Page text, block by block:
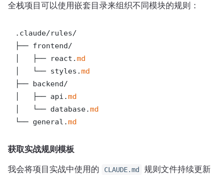
全栈项目可以使用嵌套目录来组织不同模块的规则：
.claude/rules/
├── frontend/
│   ├── react.md
│   └── styles.md
├── backend/
│   ├── api.md
│   └── database.md
└── general.md
获取实战规则模板
我会将项目实战中使用的 CLAUDE.md
规则文件持续更新